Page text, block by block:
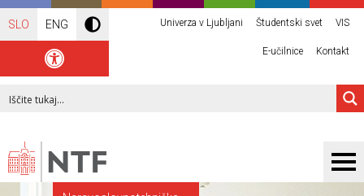
SLO ENG Univerza v Ljubljani Študentski svet VIS
E-učilnice Kontakt